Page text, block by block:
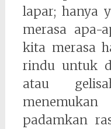
lapar; hanya
merasa apa-
kita merasa
rindu untuk
atau
padamkan